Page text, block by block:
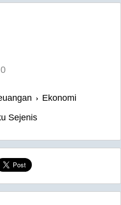
› Ekonomi
Sejenis